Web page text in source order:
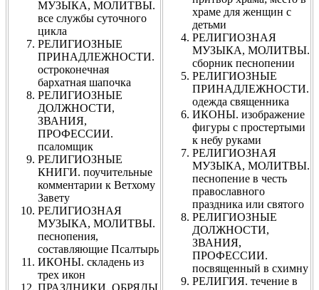
МУЗЫКА, МОЛИТВЫ.
все службы суточного
цикла
РЕЛИГИОЗНЫЕ
ПРИНАДЛЕЖНОСТИ.
остроконечная
бархатная шапочка
РЕЛИГИОЗНЫЕ
ДОЛЖНОСТИ,
ЗВАНИЯ,
ПРОФЕССИИ.
псаломщик
РЕЛИГИОЗНЫЕ
КНИГИ. поучительные
комментарии к Ветхому
Завету
РЕЛИГИОЗНАЯ
МУЗЫКА, МОЛИТВЫ.
песнопения,
составляющие Псалтырь
ИКОНЫ. складень из
трех икон
ПРАЗДНИКИ, ОБРЯДЫ
храме для женщин с
детьми
РЕЛИГИОЗНАЯ
МУЗЫКА, МОЛИТВЫ.
сборник песнопении
РЕЛИГИОЗНЫЕ
ПРИНАДЛЕЖНОСТИ.
одежда священника
ИКОНЫ. изображение
фигуры с простертыми
к небу руками
РЕЛИГИОЗНАЯ
МУЗЫКА, МОЛИТВЫ.
песнопение в честь
православного
праздника или святого
РЕЛИГИОЗНЫЕ
ДОЛЖНОСТИ,
ЗВАНИЯ,
ПРОФЕССИИ.
посвященный в схимну
РЕЛИГИЯ. течение в